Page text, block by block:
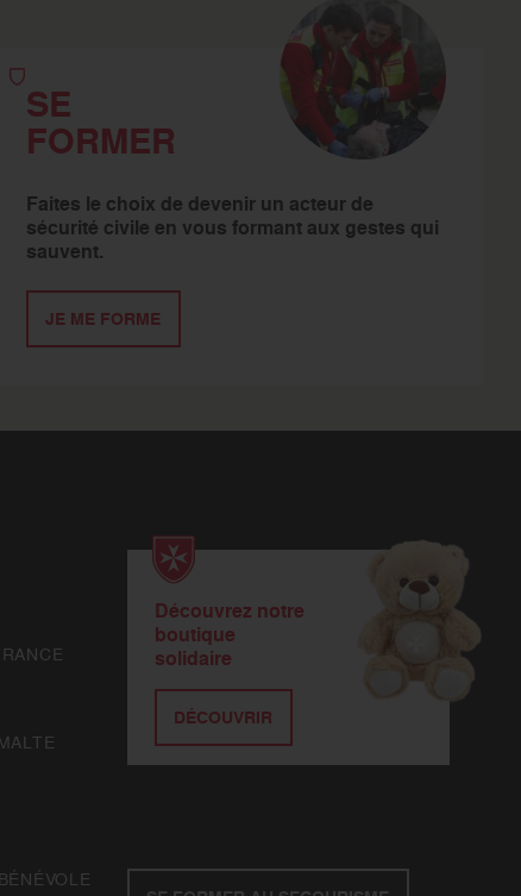
SE
FORMER
Faites le choix de devenir un acteur de
sécurité civile en vous formant aux gestes qui
sauvent.
JE ME FORME
Découvrez notre
boutique
solidaire
DÉCOUVRIR